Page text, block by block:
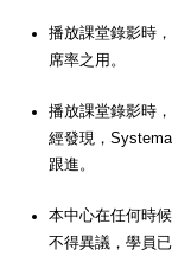
播放課堂錄影時
席率之用。
播放課堂錄影時
經發現，
跟進。
本中心在任何時
不得異議，學員